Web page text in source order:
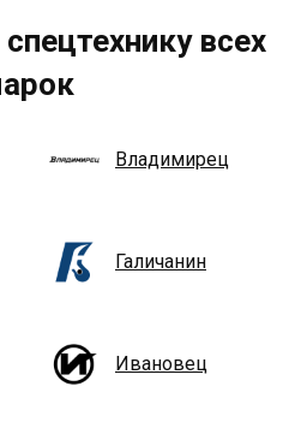
всех
Владимирец
Галичанин
Ивановец